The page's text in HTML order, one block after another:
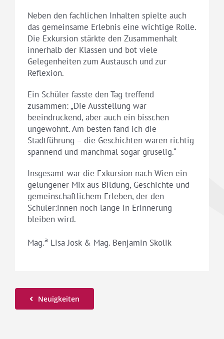
Neben den fachlichen Inhalten spielte auch
das gemeinsame Erlebnis eine wichtige Rolle.
Die Exkursion stärkte den Zusammenhalt
innerhalb der Klassen und bot viele
Gelegenheiten zum Austausch und zur
Reflexion.
Ein Schüler fasste den Tag treffend
zusammen: „Die Ausstellung war
beeindruckend, aber auch ein bisschen
ungewohnt. Am besten fand ich die
Stadtführung – die Geschichten waren richtig
spannend und manchmal sogar gruselig.“
Insgesamt war die Exkursion nach Wien ein
gelungener Mix aus Bildung, Geschichte und
gemeinschaftlichem Erleben, der den
Schüler:innen noch lange in Erinnerung
bleiben wird.
Mag.a Lisa Josk & Mag. Benjamin Skolik
Neuigkeiten